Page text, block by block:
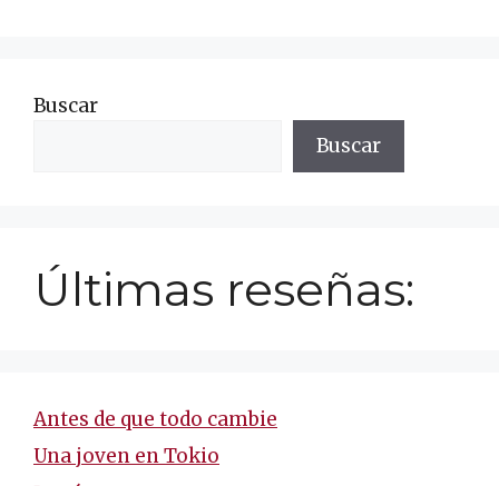
Buscar
Buscar
Últimas reseñas:
Antes de que todo cambie
Una joven en Tokio